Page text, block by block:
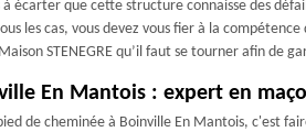
à écarter que cette structure connaisse des
les cas, vous devez vous fier à la
STENEGRE qu’il faut se tourner afin de
En Mantois : expert en
de cheminée à Boinville En Mantois, c'est